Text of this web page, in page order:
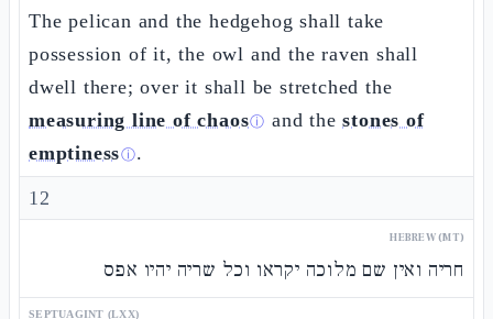
The pelican and the hedgehog shall take
possession of it, the owl and the raven shall
dwell there; over it shall be stretched the
measuring line of chaosⓘ and thestones of
emptinessⓘ.
12
HEBREW (MT)
חריה ואין שם מלוכה יקראו וכל שריה יהיו אפס
SEPTUAGINT (LXX)